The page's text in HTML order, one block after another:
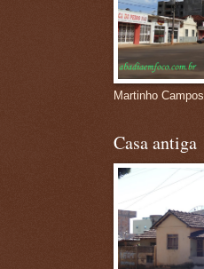
Martinho Campos
Casa antiga